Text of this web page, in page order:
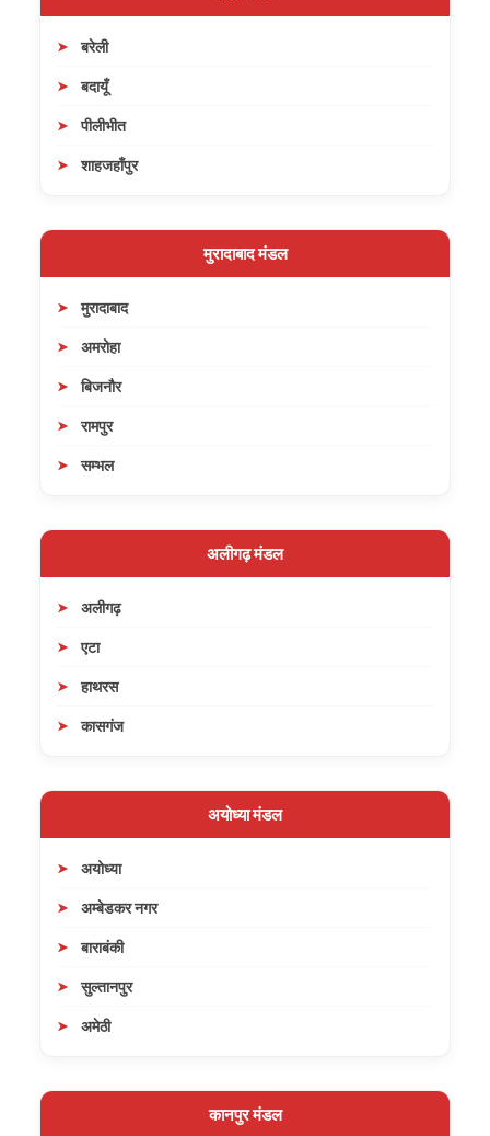
बरेली
बदायूँ
पीलीभीत
शाहजहाँपुर
मुरादाबाद मंडल
मुरादाबाद
अमरोहा
बिजनौर
रामपुर
सम्भल
अलीगढ़ मंडल
अलीगढ़
एटा
हाथरस
कासगंज
अयोध्या मंडल
अयोध्या
अम्बेडकर नगर
बाराबंकी
सुल्तानपुर
अमेठी
कानपुर मंडल